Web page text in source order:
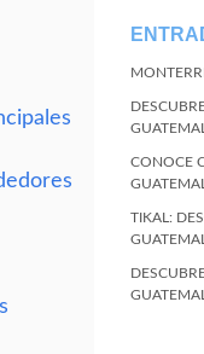
CONOCE
TIKAL: